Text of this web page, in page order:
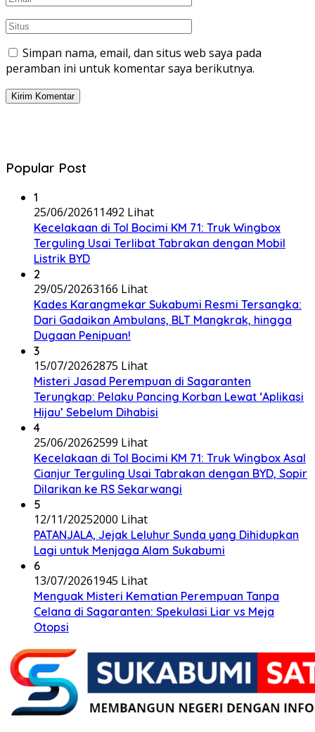
Simpan nama, email, dan situs web saya pada
peramban ini untuk komentar saya berikutnya.
Popular Post
1
25/06/202611492 Lihat
Kecelakaan di Tol Bocimi KM 71: Truk Wingbox
Terguling Usai Terlibat Tabrakan dengan Mobil
Listrik BYD
2
29/05/20263166 Lihat
Kades Karangmekar Sukabumi Resmi Tersangka:
Dari Gadaikan Ambulans, BLT Mangkrak, hingga
Dugaan Penipuan!
3
15/07/20262875 Lihat
Misteri Jasad Perempuan di Sagaranten
Terungkap: Pelaku Pancing Korban Lewat ‘Aplikasi
Hijau’ Sebelum Dihabisi
4
25/06/20262599 Lihat
Kecelakaan di Tol Bocimi KM 71: Truk Wingbox Asal
Cianjur Terguling Usai Tabrakan dengan BYD, Sopir
Dilarikan ke RS Sekarwangi
5
12/11/20252000 Lihat
PATANJALA, Jejak Leluhur Sunda yang Dihidupkan
Lagi untuk Menjaga Alam Sukabumi
6
13/07/20261945 Lihat
Menguak Misteri Kematian Perempuan Tanpa
Celana di Sagaranten: Spekulasi Liar vs Meja
Otopsi